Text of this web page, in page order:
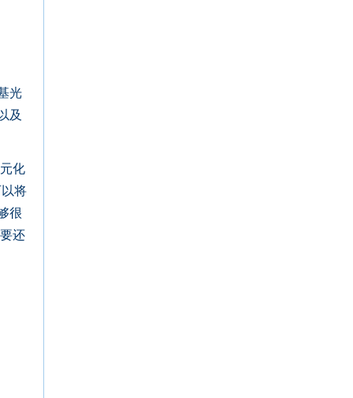
光
及
化
将
很
还